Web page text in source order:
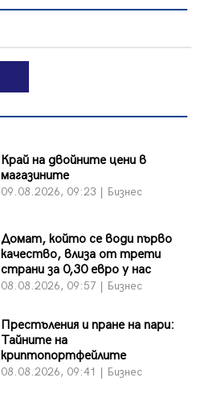
Край на двойните цени в
магазините
09.08.2026, 09:23 | Бизнес
Домат, който се води първо
качество, влиза от трети
страни за 0,30 евро у нас
08.08.2026, 09:57 | Бизнес
Престъления и пране на пари:
Тайните на
криптопортфейлите
08.08.2026, 09:41 | Бизнес